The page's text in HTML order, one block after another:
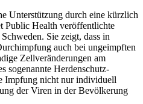
Unterstützung durch eine kürzlich
Public Health veröffentlichte
Sie zeigt, dass in
auch bei ungeimpften
Zellveränderungen am
sogenannte Herdenschutz-
Impfung nicht nur individuell
der Viren in der Bevölkerung